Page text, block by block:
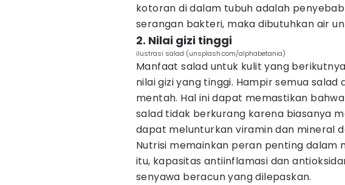
kotoran di dalam tubuh adalah
serangan bakteri, maka dibutuhkan air
2. Nilai gizi tinggi
ilustrasi salad (unsplash.com/alphabetania)
Manfaat salad untuk kulit yang
nilai gizi yang tinggi. Hampir semua
mentah. Hal ini dapat memastikan
salad tidak berkurang karena biasanya
dapat melunturkan viramin dan mineral
Nutrisi memainkan peran penting dalam
itu, kapasitas antiinflamasi dan
senyawa beracun yang dilepaskan.